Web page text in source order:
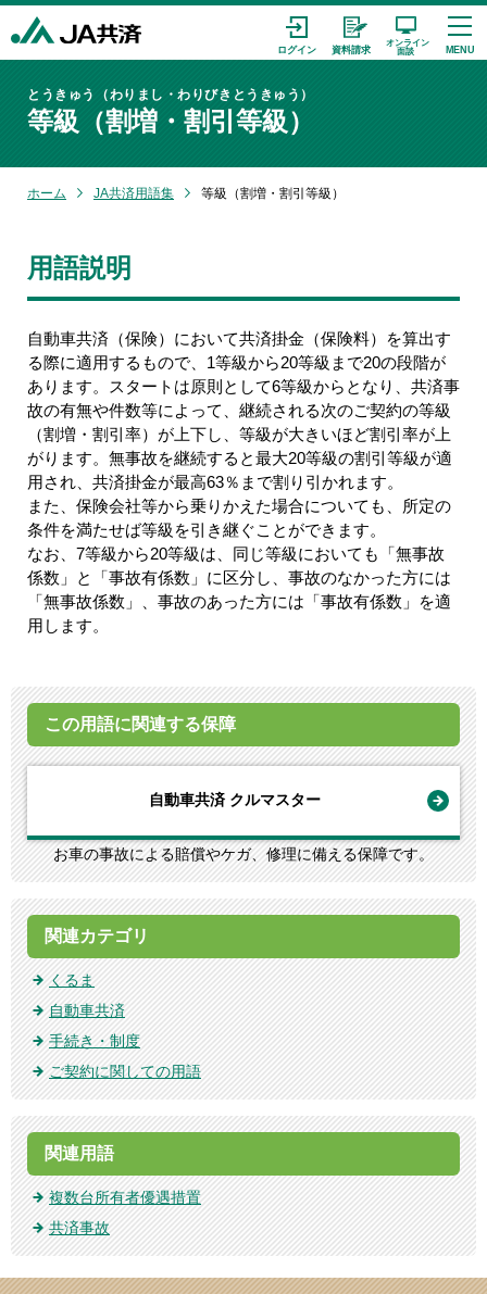
等級（割増・割引等級）
とうきゅう（わりまし・わりびきとうきゅう）
ホーム JA共済用語集 等級（割増・割引等級）
用語説明
自動車共済（保険）において共済掛金（保険料）を算出す
る際に適用するもので、1等級から20等級まで20の段階が
あります。スタートは原則として6等級からとなり、共済事
故の有無や件数等によって、継続される次のご契約の等級
（割増・割引率）が上下し、等級が大きいほど割引率が上
がります。無事故を継続すると最大20等級の割引等級が適
用され、共済掛金が最高63％まで割り引かれます。
また、保険会社等から乗りかえた場合についても、所定の
条件を満たせば等級を引き継ぐことができます。
なお、7等級から20等級は、同じ等級においても「無事故
係数」と「事故有係数」に区分し、事故のなかった方には
「無事故係数」、事故のあった方には「事故有係数」を適
用します。
この用語に関連する保障
自動車共済 クルマスター
お車の事故による賠償やケガ、修理に備える保障です。
関連カテゴリ
くるま
自動車共済
手続き・制度
ご契約に関しての用語
関連用語
複数台所有者優遇措置
共済事故